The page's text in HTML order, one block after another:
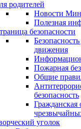
родителей
Новости
Полезная
безопасности
движения
Пожарная
Общие
безопасность
Гражданская
уголок